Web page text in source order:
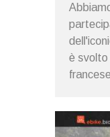
è svolto